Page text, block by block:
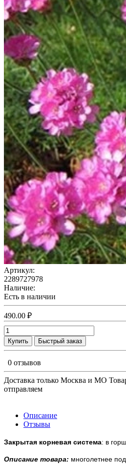
Артикул:
2289727978
Наличие:
Есть в наличии
490.00 ₽
Купить Быстрый заказ
0 отзывов
Доставка только Москва и МО
отправляем
Описание
Отзывы
Закрытая корневая система: в
Описание товара: многолетнее